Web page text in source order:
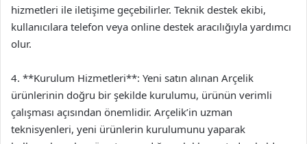
hizmetleri ile iletişime geçebilirler. Teknik destek ekibi,
kullanıcılara telefon veya online destek aracılığıyla yardımcı
olur.
4. **Kurulum Hizmetleri**: Yeni satın alınan Arçelik
ürünlerinin doğru bir şekilde kurulumu, ürünün verimli
çalışması açısından önemlidir. Arçelik’in uzman
teknisyenleri, yeni ürünlerin kurulumunu yaparak